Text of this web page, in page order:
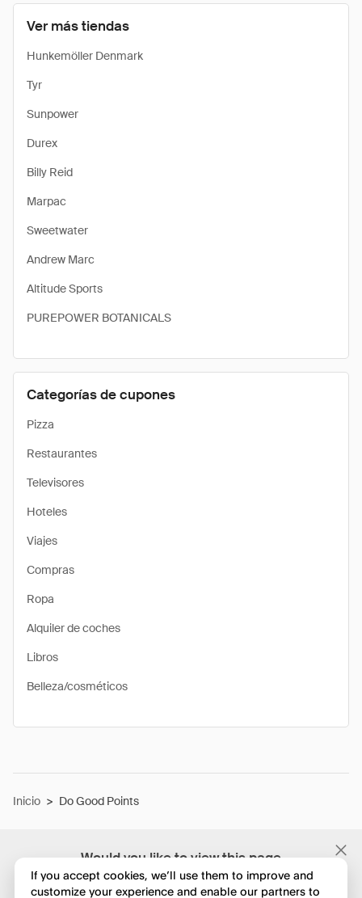
Would you like to view this page
in English?
Ver más tiendas
Hunkemöller Denmark
Tyr
Sunpower
Durex
Billy Reid
Marpac
Sweetwater
Andrew Marc
Altitude Sports
PUREPOWER BOTANICALS
Categorías de cupones
Pizza
Restaurantes
Televisores
Hoteles
Viajes
Compras
Ropa
Alquiler de coches
Libros
Belleza/cosméticos
Inicio > Do Good Points
If you accept cookies, we’ll use them to improve and
customize your experience and enable our partners to